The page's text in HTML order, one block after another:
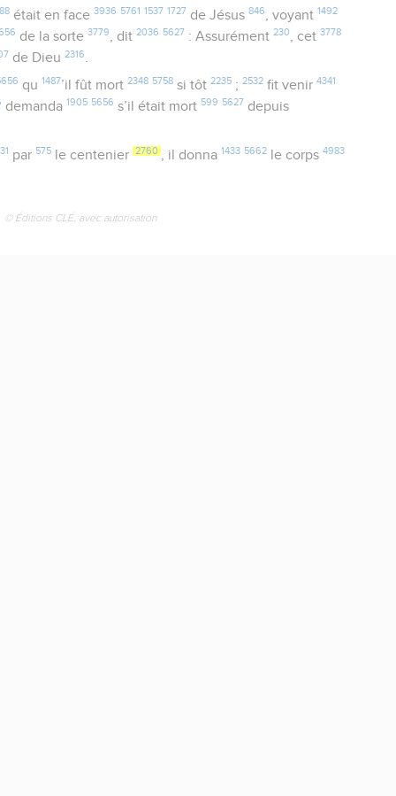
était en face 3936 5761 1537 1727 de Jésus 846 , voyant 1492
de la sorte3779, dit2036 5627 : Assurément230, cet3778
de Dieu2316.
qu 1487’il fût mort 2348 5758si tôt 2235; 2532fit venir 4341
demanda 1905 5656 s’il était mort 599 5627 depuis
par 575le centenier 2760 , il donna 1433 5662le corps 4983
© Éditions CLÉ, avec autorisation